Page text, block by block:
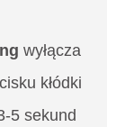
wyłącza
kłódki
5 sekund